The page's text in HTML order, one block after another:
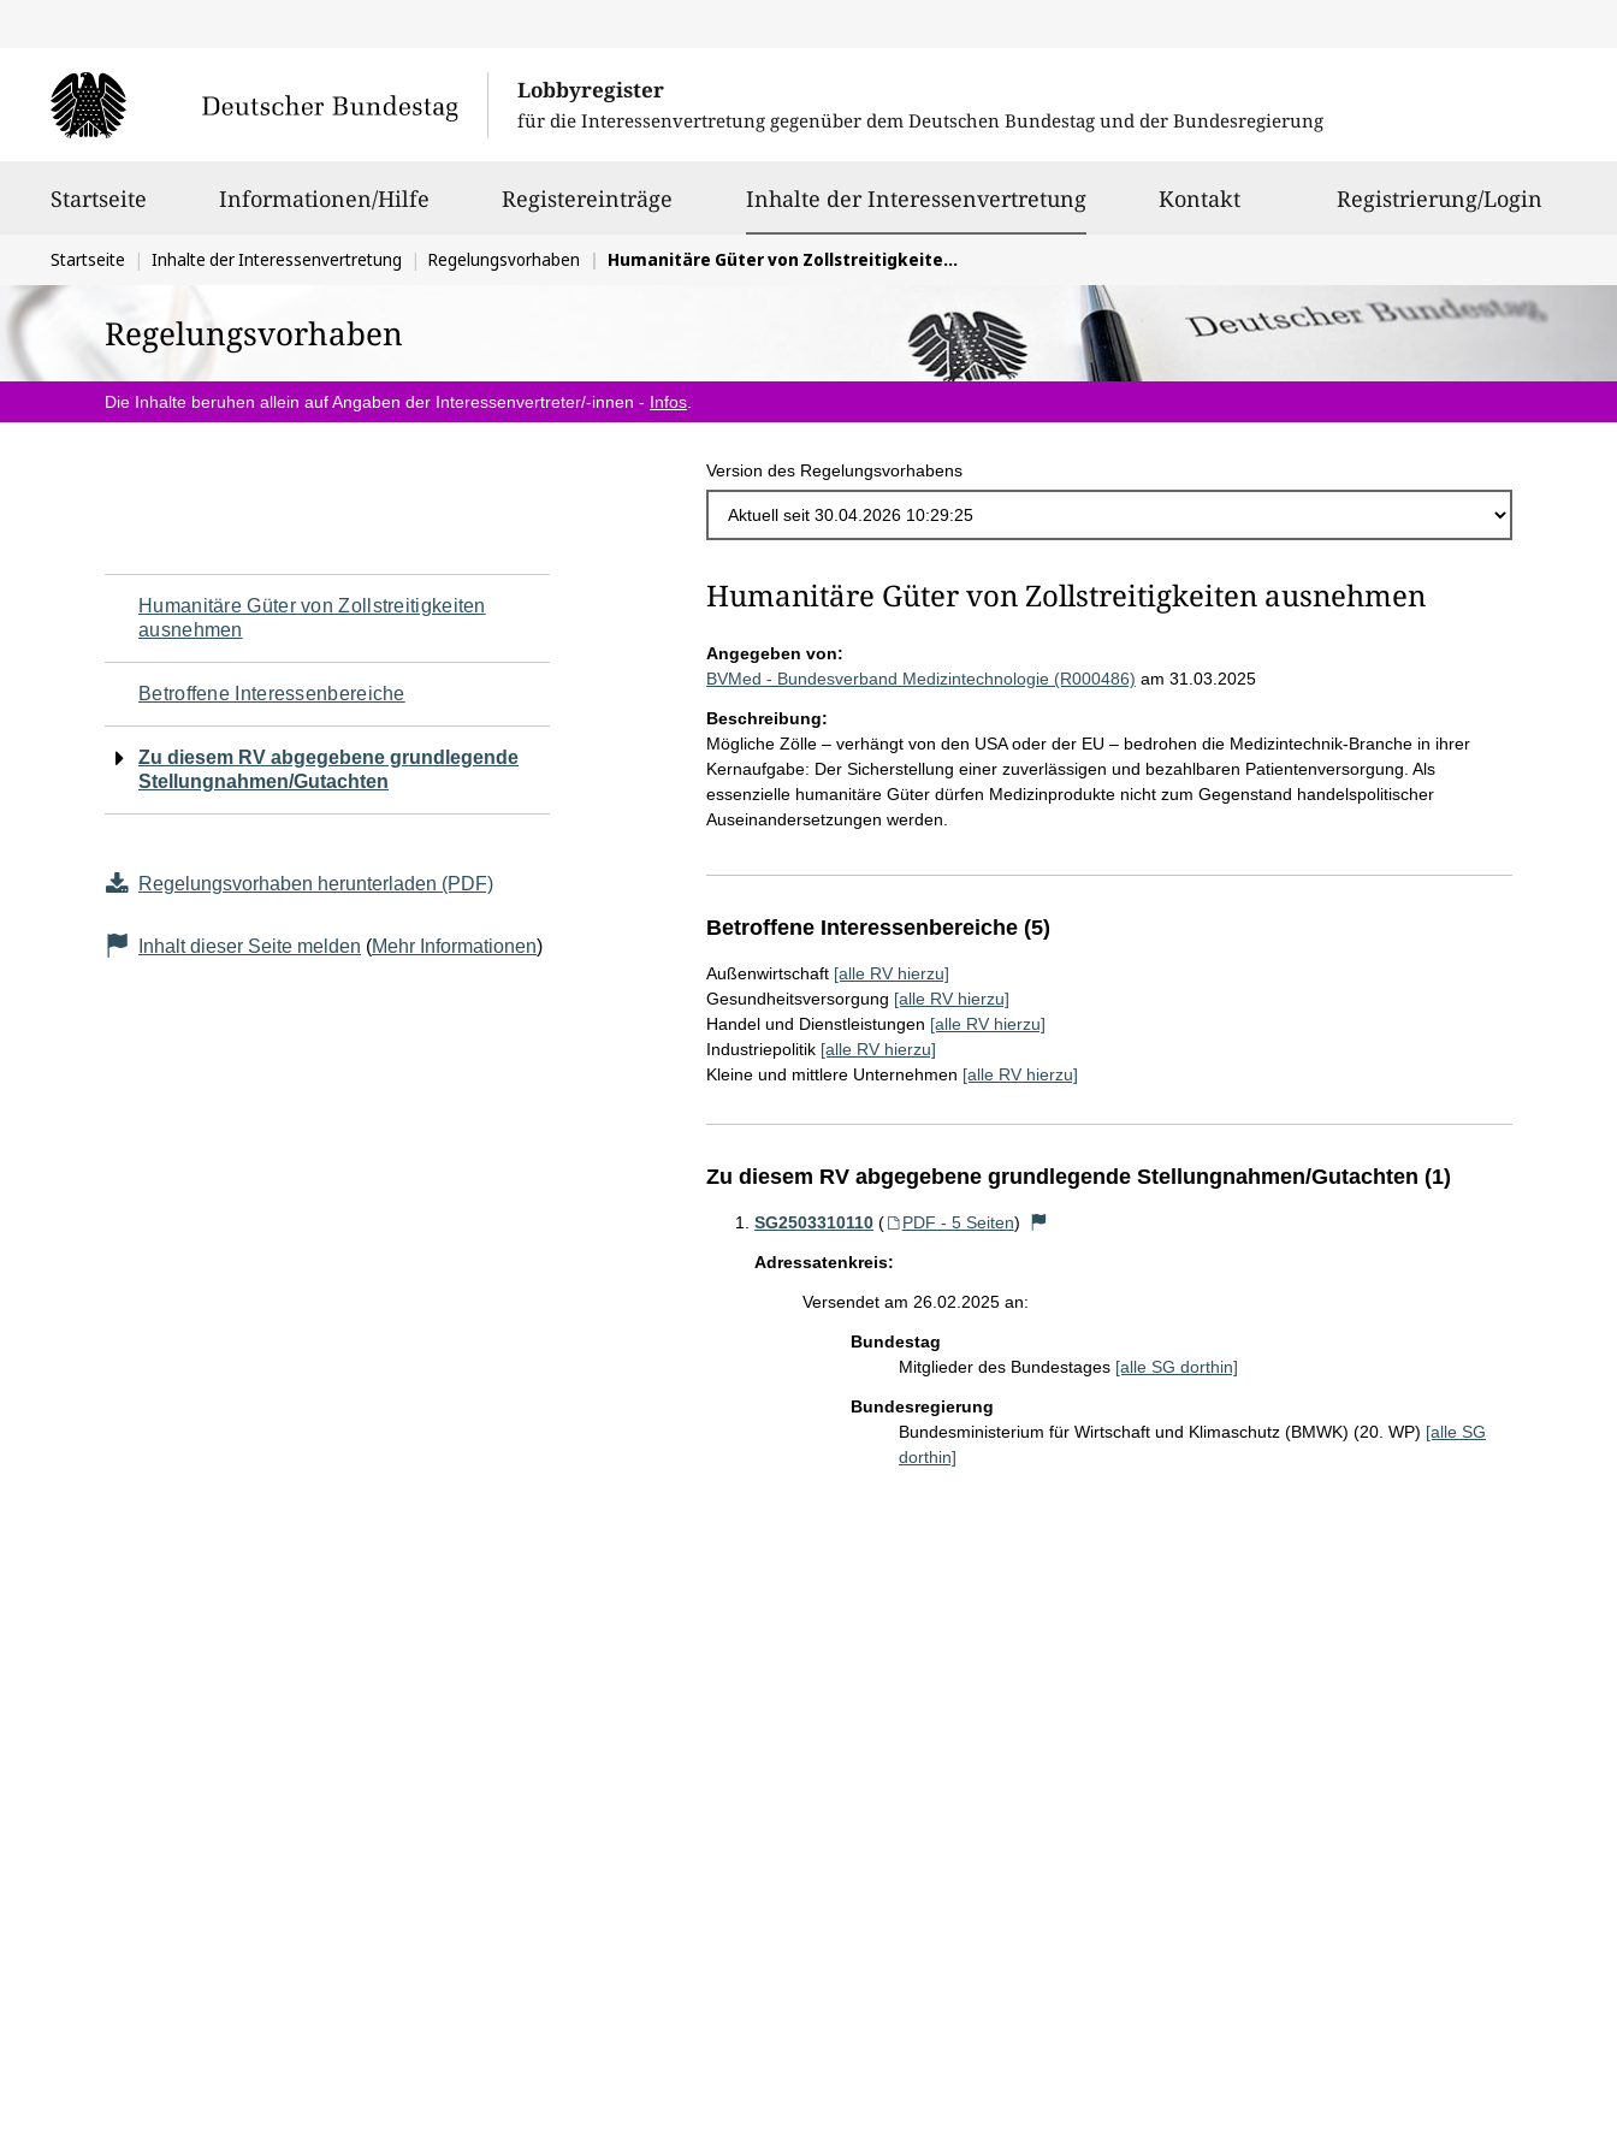
Lobbyregister
für die Interessenvertretung gegenüber dem Deutschen Bundestag und der Bundesregierung
Startseite Informationen/Hilfe Registereinträge Inhalte der Interessenvertretungausgewählt
Kontakt Registrierung/Login
Sie
befinden
sich
hier:
Startseite Inhalte der Interessenvertretung Regelungsvorhaben Humanitäre Güter von Zollstreitigkeiten ausnehmen
Regelungsvorhaben
Die Inhalte beruhen allein auf Angaben der Interessenvertreter/-innen - Infos
Version des Regelungsvorhabens
Navigation
für
den
Seiteninhalt
Humanitäre Güter von Zollstreitigkeiten
ausnehmen
Betroffene Interessenbereiche
Zu diesem RV abgegebene grundlegende
Stellungnahmen/Gutachten
Regelungsvorhaben herunterladen (PDF)
Inhalt dieser Seite melden (Mehr Informationen)
Humanitäre Güter von Zollstreitigkeiten ausnehmen
Angegeben von:
BVMed - Bundesverband Medizintechnologie (R000486) am 31.03.2025
Beschreibung:
Mögliche Zölle – verhängt von den USA oder der EU – bedrohen die Medizintechnik-Branche in ihrer
Kernaufgabe: Der Sicherstellung einer zuverlässigen und bezahlbaren Patientenversorgung. Als
essenzielle humanitäre Güter dürfen Medizinprodukte nicht zum Gegenstand handelspolitischer
Auseinandersetzungen werden.
Betroffene Interessenbereiche (5)
Außenwirtschaft [alle RV hierzu]
Gesundheitsversorgung [alle RV hierzu]
Handel und Dienstleistungen [alle RV hierzu]
Industriepolitik [alle RV hierzu]
Kleine und mittlere Unternehmen [alle RV hierzu]
Zu diesem RV abgegebene grundlegende Stellungnahmen/Gutachten (1)
SG2503310110 ( PDF - 5 Seiten)
Adressatenkreis:
Versendet am 26.02.2025 an:
Bundestag
Mitglieder des Bundestages [alle SG dorthin]
Bundesregierung
Bundesministerium für Wirtschaft und Klimaschutz (BMWK) (20. WP) [alle SG
dorthin]